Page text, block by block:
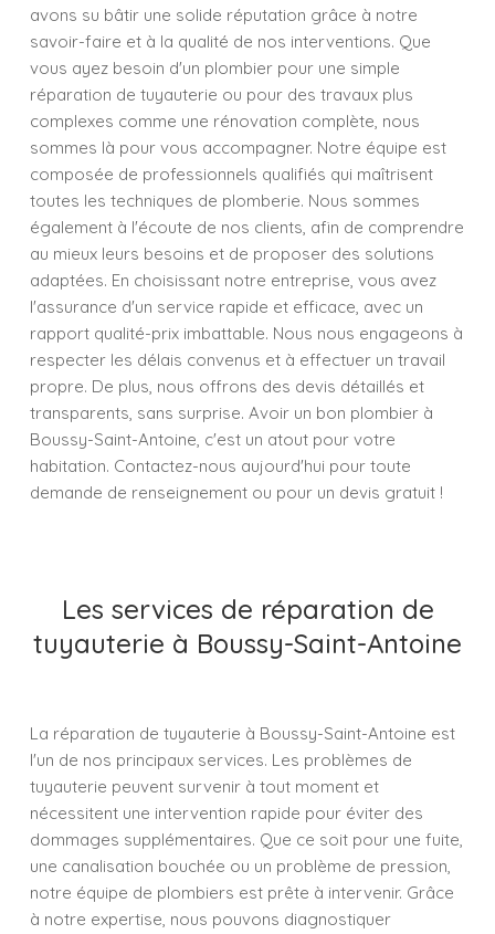
avons su bâtir une solide réputation grâce à notre
savoir-faire et à la qualité de nos interventions. Que
vous ayez besoin d'un plombier pour une simple
réparation de tuyauterie ou pour des travaux plus
complexes comme une rénovation complète, nous
sommes là pour vous accompagner. Notre équipe est
composée de professionnels qualifiés qui maîtrisent
toutes les techniques de plomberie. Nous sommes
également à l'écoute de nos clients, afin de comprendre
au mieux leurs besoins et de proposer des solutions
adaptées. En choisissant notre entreprise, vous avez
l'assurance d'un service rapide et efficace, avec un
rapport qualité-prix imbattable. Nous nous engageons à
respecter les délais convenus et à effectuer un travail
propre. De plus, nous offrons des devis détaillés et
transparents, sans surprise. Avoir un bon plombier à
Boussy-Saint-Antoine, c'est un atout pour votre
habitation. Contactez-nous aujourd'hui pour toute
demande de renseignement ou pour un devis gratuit !
Les services de réparation de
tuyauterie à Boussy-Saint-Antoine
La réparation de tuyauterie à Boussy-Saint-Antoine est
l'un de nos principaux services. Les problèmes de
tuyauterie peuvent survenir à tout moment et
nécessitent une intervention rapide pour éviter des
dommages supplémentaires. Que ce soit pour une fuite,
une canalisation bouchée ou un problème de pression,
notre équipe de plombiers est prête à intervenir. Grâce
à notre expertise, nous pouvons diagnostiquer